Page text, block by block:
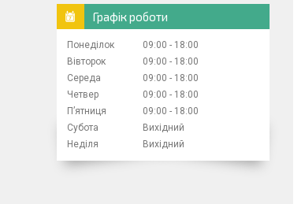
Графік роботи
Понеділок 09:00
18:00
Вівторок
09:00
18:00
Середа
09:00
18:00
Четвер
09:00
18:00
Пʼятниця
09:00
18:00
Субота
Вихідний
Неділя
Вихідний